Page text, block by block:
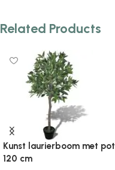
Related Products
Kunst laurierboom met pot
120 cm